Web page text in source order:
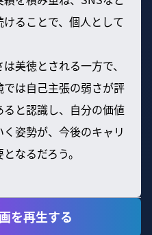
ることで、個人として
美徳とされる一方で、
は自己主張の弱さが評
と認識し、自分の価値
姿勢が、今後のキャリ
なるだろう。
を再生する